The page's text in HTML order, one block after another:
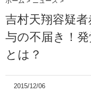
吉村天翔容疑
与の不届き！
とは？
2015/12/06